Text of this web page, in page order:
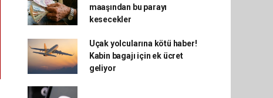
maaşından bu parayı
kesecekler
Uçak yolcularına kötü haber!
Kabin bagajı için ek ücret
geliyor